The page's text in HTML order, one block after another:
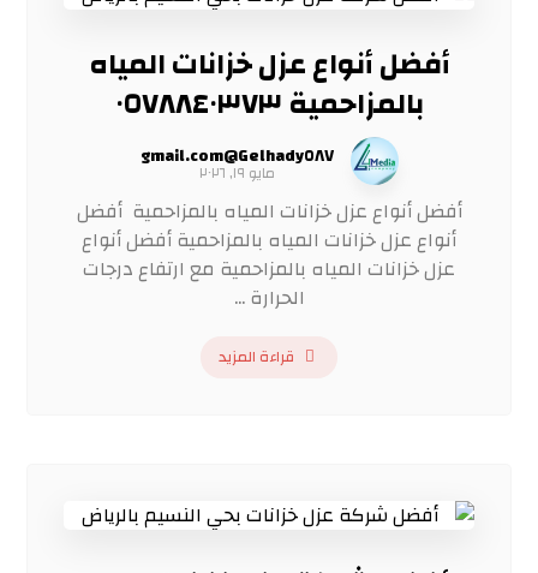
أفضل أنواع عزل خزانات المياه
بالمزاحمية ٠٥٧٨٨٤٠٣٧٣
Gelhady٥٨٧@gmail.com
مايو ١٩, ٢٠٢٦
أفضل أنواع عزل خزانات المياه بالمزاحمية أفضل
أنواع عزل خزانات المياه بالمزاحمية أفضل أنواع
عزل خزانات المياه بالمزاحمية مع ارتفاع درجات
الحرارة ...
قراءة المزيد